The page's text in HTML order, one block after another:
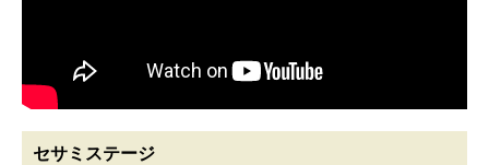
セサミステージ